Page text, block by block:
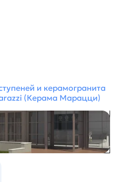
и керамогранита
(Керама Марацци)